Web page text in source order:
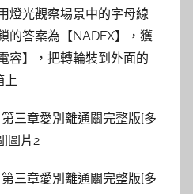
燈光觀察場景中的字母線
的答案為【NADFX】，獲
容】，把轉輪裝到外面的
上